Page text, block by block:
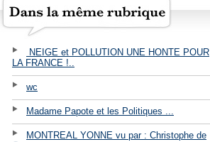
NEIGE et POLLUTION UNE HONTE POUR
LA FRANCE !..
wc
Madame Papote et les Politiques ...
MONTREAL YONNE vu par : Christophe de